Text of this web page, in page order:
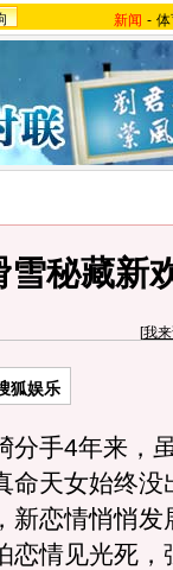
新闻 -
秘藏新
[我
狐娱乐
手4年来，
命天女始终没
新恋情悄悄发
情见光死，